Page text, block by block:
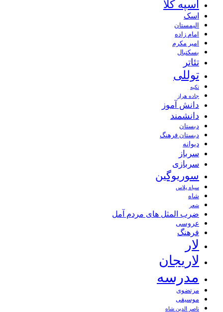
اسپه کلا
اسک
الیمستان
امام زاده
امیر مکرم
بسکتبال
تئاتر
توللی
تکیه
جاده هراز
دانش آموز
دانشمند
دبستان
دبستان فرهنگ
دیوانه
سرباز
سربازی
سوریوگین
سیاه پلاس
شاه
شعر
ضرب المثل های مردم آمل
عروسی
فرهنگ
لار
لاریجان
مدرسه
مرتضوی
موسیقی
ناصر الدین شاه